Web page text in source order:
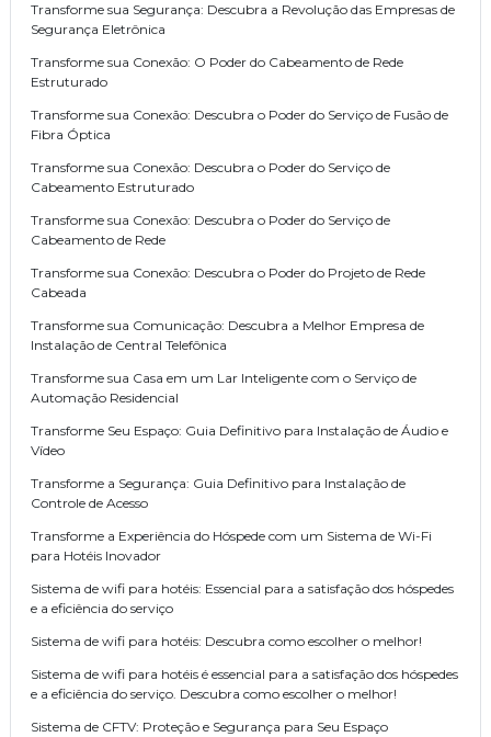
Transforme sua Segurança: Descubra a Revolução das Empresas de
Segurança Eletrônica
Transforme sua Conexão: O Poder do Cabeamento de Rede
Estruturado
Transforme sua Conexão: Descubra o Poder do Serviço de Fusão de
Fibra Óptica
Transforme sua Conexão: Descubra o Poder do Serviço de
Cabeamento Estruturado
Transforme sua Conexão: Descubra o Poder do Serviço de
Cabeamento de Rede
Transforme sua Conexão: Descubra o Poder do Projeto de Rede
Cabeada
Transforme sua Comunicação: Descubra a Melhor Empresa de
Instalação de Central Telefônica
Transforme sua Casa em um Lar Inteligente com o Serviço de
Automação Residencial
Transforme Seu Espaço: Guia Definitivo para Instalação de Áudio e
Vídeo
Transforme a Segurança: Guia Definitivo para Instalação de
Controle de Acesso
Transforme a Experiência do Hóspede com um Sistema de Wi-Fi
para Hotéis Inovador
Sistema de wifi para hotéis: Essencial para a satisfação dos hóspedes
e a eficiência do serviço
Sistema de wifi para hotéis: Descubra como escolher o melhor!
Sistema de wifi para hotéis é essencial para a satisfação dos hóspedes
e a eficiência do serviço. Descubra como escolher o melhor!
Sistema de CFTV: Proteção e Segurança para Seu Espaço